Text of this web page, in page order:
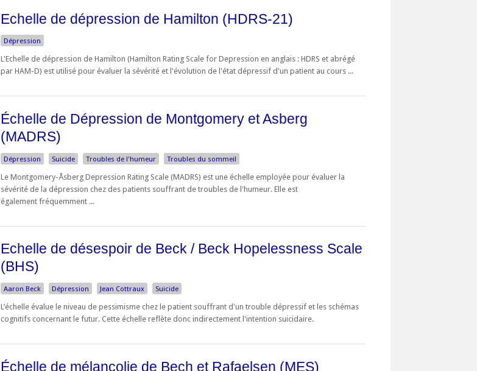
Echelle de dépression de Hamilton (HDRS-21)
Dépression
L'Echelle de dépression de Hamilton (Hamilton Rating Scale for Depression en anglais : HDRS et abrégé
par HAM-D) est utilisé pour évaluer la sévérité et l'évolution de l'état dépressif d'un patient au cours ...
Échelle de Dépression de Montgomery et Asberg
(MADRS)
Dépression Suicide Troubles de l'humeur Troubles du sommeil
Le Montgomery-Åsberg Depression Rating Scale (MADRS) est une échelle employée pour évaluer la
sévérité de la dépression chez des patients souffrant de troubles de l'humeur. Elle est
également fréquemment ...
Echelle de désespoir de Beck / Beck Hopelessness Scale
(BHS)
Aaron Beck Dépression Jean Cottraux Suicide
L’échelle évalue le niveau de pessimisme chez le patient souffrant d'un trouble dépressif et les schémas
cognitifs concernant le futur. Cette échelle reflète donc indirectement l'intention suicidaire.
Échelle de mélancolie de Bech et Rafaelsen (MES)